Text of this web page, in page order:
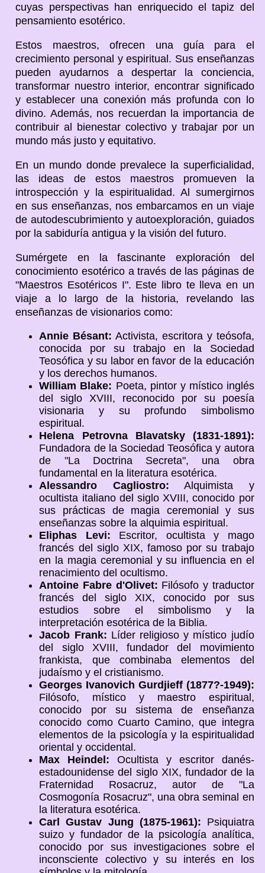
cuyas perspectivas han enriquecido el tapiz del
pensamiento esotérico.
Estos maestros, ofrecen una guía para el
crecimiento personal y espiritual. Sus enseñanzas
pueden ayudarnos a despertar la conciencia,
transformar nuestro interior, encontrar significado
y establecer una conexión más profunda con lo
divino. Además, nos recuerdan la importancia de
contribuir al bienestar colectivo y trabajar por un
mundo más justo y equitativo.
En un mundo donde prevalece la superficialidad,
las ideas de estos maestros promueven la
introspección y la espiritualidad. Al sumergirnos
en sus enseñanzas, nos embarcamos en un viaje
de autodescubrimiento y autoexploración, guiados
por la sabiduría antigua y la visión del futuro.
Sumérgete en la fascinante exploración del
conocimiento esotérico a través de las páginas de
"Maestros Esotéricos I". Este libro te lleva en un
viaje a lo largo de la historia, revelando las
enseñanzas de visionarios como:
Annie Bésant: Activista, escritora y teósofa,
conocida por su trabajo en la Sociedad
Teosófica y su labor en favor de la educación
y los derechos humanos.
William Blake: Poeta, pintor y místico inglés
del siglo XVIII, reconocido por su poesía
visionaria y su profundo simbolismo
espiritual.
Helena Petrovna Blavatsky (1831-1891):
Fundadora de la Sociedad Teosófica y autora
de "La Doctrina Secreta", una obra
fundamental en la literatura esotérica.
Alessandro Cagliostro: Alquimista y
ocultista italiano del siglo XVIII, conocido por
sus prácticas de magia ceremonial y sus
enseñanzas sobre la alquimia espiritual.
Eliphas Levi: Escritor, ocultista y mago
francés del siglo XIX, famoso por su trabajo
en la magia ceremonial y su influencia en el
renacimiento del ocultismo.
Antoine Fabre d'Olivet: Filósofo y traductor
francés del siglo XIX, conocido por sus
estudios sobre el simbolismo y la
interpretación esotérica de la Biblia.
Jacob Frank: Líder religioso y místico judío
del siglo XVIII, fundador del movimiento
frankista, que combinaba elementos del
judaísmo y el cristianismo.
Georges Ivanovich Gurdjieff (1877?-1949):
Filósofo, místico y maestro espiritual,
conocido por su sistema de enseñanza
conocido como Cuarto Camino, que integra
elementos de la psicología y la espiritualidad
oriental y occidental.
Max Heindel: Ocultista y escritor danés-
estadounidense del siglo XIX, fundador de la
Fraternidad Rosacruz, autor de "La
Cosmogonía Rosacruz", una obra seminal en
la literatura esotérica.
Carl Gustav Jung (1875-1961): Psiquiatra
suizo y fundador de la psicología analítica,
conocido por sus investigaciones sobre el
inconsciente colectivo y su interés en los